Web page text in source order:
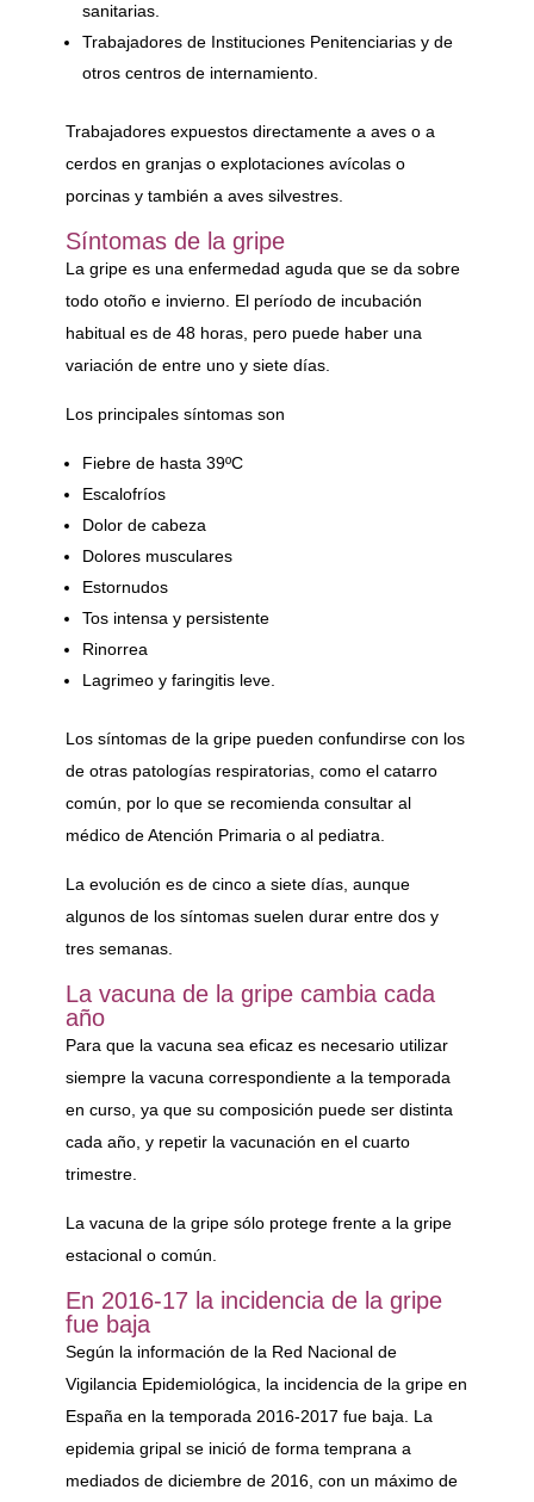
sanitarias.
Trabajadores de Instituciones Penitenciarias y de
otros centros de internamiento.
Trabajadores expuestos directamente a aves o a
cerdos en granjas o explotaciones avícolas o
porcinas y también a aves silvestres.
Síntomas de la gripe
La gripe es una enfermedad aguda que se da sobre
todo otoño e invierno. El período de incubación
habitual es de 48 horas, pero puede haber una
variación de entre uno y siete días.
Los principales síntomas son
Fiebre de hasta 39ºC
Escalofríos
Dolor de cabeza
Dolores musculares
Estornudos
Tos intensa y persistente
Rinorrea
Lagrimeo y faringitis leve.
Los síntomas de la gripe pueden confundirse con los
de otras patologías respiratorias, como el catarro
común, por lo que se recomienda consultar al
médico de Atención Primaria o al pediatra.
La evolución es de cinco a siete días, aunque
algunos de los síntomas suelen durar entre dos y
tres semanas.
La vacuna de la gripe cambia cada
año
Para que la vacuna sea eficaz es necesario utilizar
siempre la vacuna correspondiente a la temporada
en curso, ya que su composición puede ser distinta
cada año, y repetir la vacunación en el cuarto
trimestre.
La vacuna de la gripe sólo protege frente a la gripe
estacional o común.
En 2016-17 la incidencia de la gripe
fue baja
Según la información de la Red Nacional de
Vigilancia Epidemiológica, la incidencia de la gripe en
España en la temporada 2016-2017 fue baja. La
epidemia gripal se inició de forma temprana a
mediados de diciembre de 2016, con un máximo de